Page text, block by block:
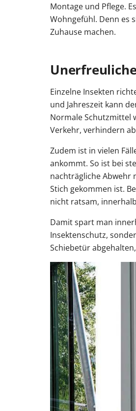
Montage und Pflege.
Wohngefühl. Denn es
Zuhause machen.
Einzelne Insekten
und Jahreszeit kann
Normale Schutzmittel
Verkehr, verhindern
Zudem ist in vielen
ankommt. So ist bei
nachträgliche Abwehr
Stich gekommen ist.
nicht ratsam,
Damit spart man
Insektenschutz,
Schiebetür